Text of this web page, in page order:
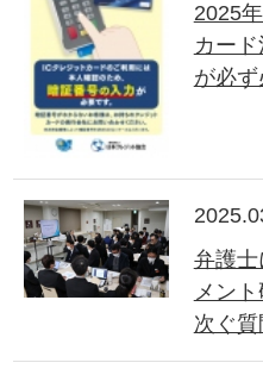
2025
カード
が必ず
弁護士
メン
次ぐ質